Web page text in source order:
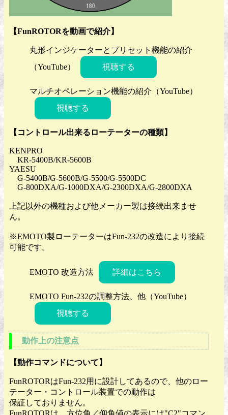
【FunROTORを動画で紹介】
丸形インジケーターとプリセット機能の紹介
（YouTube）
視聴する
マルチオペレーション機能の紹介（YouTube）
視聴する
【コントロール出来るローテーターの種類】
KENPRO
KR-5400B/KR-5600B
YAESU
G-5400B/G-5600B/G-5500/G-5500DC
G-800DXA/G-1000DXA/G-2300DXA/G-2800DXA
上記以外の機種および他メーカー製は接続出来ませ
ん。
※EMOTO製ローテーターはFun-232の改造により接続
可能です。
EMOTO 改造方法 詳細はこちら
EMOTO Fun-232の調整方法、他（YouTube）
視聴する
動作上の注意点
【動作コマンドについて】
FunROTORはFun-232用に設計してあるので、他のロー
テーター・コントロール装置での動作は
保証しておりません。